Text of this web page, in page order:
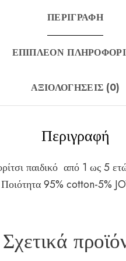
ΠΕΡΙΓΡΑΦΉ
ΕΠΙΠΛΈΟΝ
ΑΞΙΟΛΟΓΉΣΕΙΣ (0)
Περιγραφή
παιδικό από 1 ως 5
95% cotton-5%
Σχετικά